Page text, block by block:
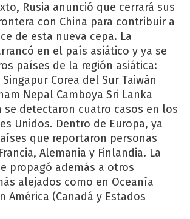
Rusia anunció que cerrará sus
con China para contribuir a
de esta nueva cepa. La
en el país asiático y ya se
países de la región asiática:
Corea del Sur Taiwán
Nepal Camboya Sri Lanka
se detectaron cuatro casos en los
Unidos. Dentro de Europa, ya
que reportaron personas
Alemania y Finlandia. La
propagó además a otros
alejados como en Oceanía
América (Canadá y Estados